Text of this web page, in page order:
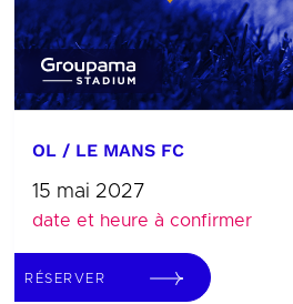
OL / LE MANS FC
15 mai 2027
date et heure à confirmer
RÉSERVER